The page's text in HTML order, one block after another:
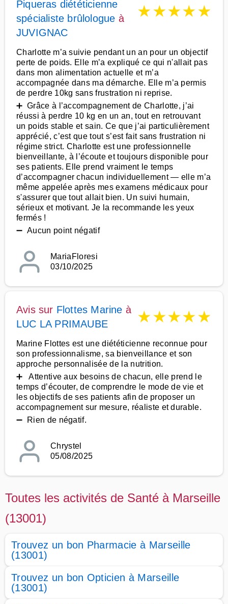
Piqueras diététicienne
spécialiste brûlologue à
JUVIGNAC
★★★★★
Charlotte m’a suivie pendant un an pour un objectif
perte de poids. Elle m’a expliqué ce qui n'allait pas
dans mon alimentation actuelle et m’a
accompagnée dans ma démarche. Elle m’a permis
de perdre 10kg sans frustration ni reprise.
➕ Grâce à l’accompagnement de Charlotte, j’ai
réussi à perdre 10 kg en un an, tout en retrouvant
un poids stable et sain. Ce que j’ai particulièrement
apprécié, c’est que tout s’est fait sans frustration ni
régime strict. Charlotte est une professionnelle
bienveillante, à l’écoute et toujours disponible pour
ses patients. Elle prend vraiment le temps
d’accompagner chacun individuellement — elle m’a
même appelée après mes examens médicaux pour
s'assurer que tout allait bien. Un suivi humain,
sérieux et motivant. Je la recommande les yeux
fermés !
➖ Aucun point négatif
MariaFloresi
03/10/2025
Avis sur Flottes Marine à
LUC LA PRIMAUBE
★★★★★
Marine Flottes est une diététicienne reconnue pour
son professionnalisme, sa bienveillance et son
approche personnalisée de la nutrition.
➕ Attentive aux besoins de chacun, elle prend le
temps d’écouter, de comprendre le mode de vie et
les objectifs de ses patients afin de proposer un
accompagnement sur mesure, réaliste et durable.
➖ Rien de négatif.
Chrystel
05/08/2025
Toutes les activités de Santé à Marseille
(13001)
Trouvez un bon Pharmacie à Marseille
(13001)
Trouvez un bon Opticien à Marseille
(13001)